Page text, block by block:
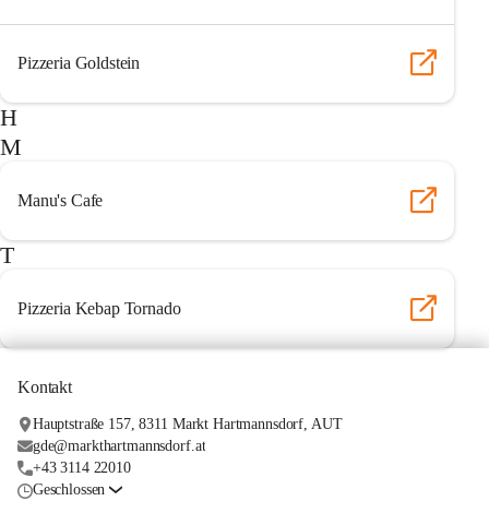
Pizzeria Goldstein
H
M
Manu's Cafe
T
Pizzeria Kebap Tornado
Kontakt
Hauptstraße 157, 8311 Markt Hartmannsdorf, AUT
gde@markthartmannsdorf.at
+43 3114 22010
Geschlossen